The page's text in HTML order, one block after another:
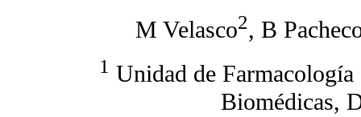
M Velasco2, B
1 Unidad de
Biomédicas,